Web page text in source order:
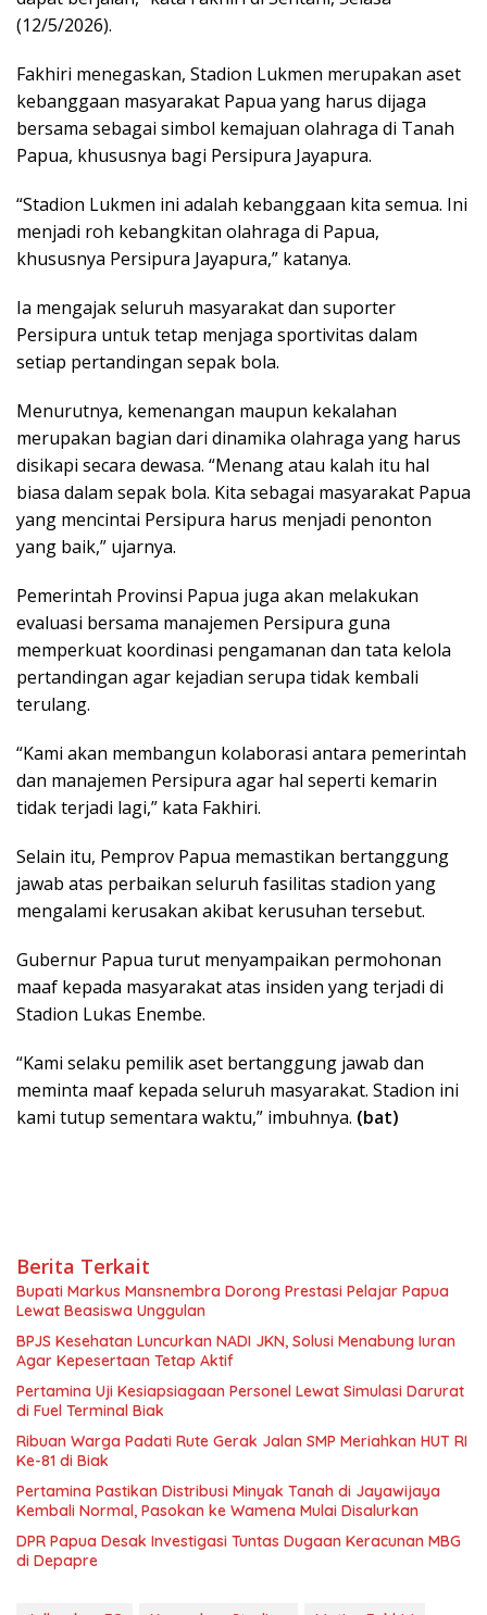
(12/5/2026).
Fakhiri menegaskan, Stadion Lukmen merupakan aset
kebanggaan masyarakat Papua yang harus dijaga
bersama sebagai simbol kemajuan olahraga di Tanah
Papua, khususnya bagi Persipura Jayapura.
“Stadion Lukmen ini adalah kebanggaan kita semua. Ini
menjadi roh kebangkitan olahraga di Papua,
khususnya Persipura Jayapura,” katanya.
Ia mengajak seluruh masyarakat dan suporter
Persipura untuk tetap menjaga sportivitas dalam
setiap pertandingan sepak bola.
Menurutnya, kemenangan maupun kekalahan
merupakan bagian dari dinamika olahraga yang harus
disikapi secara dewasa. “Menang atau kalah itu hal
biasa dalam sepak bola. Kita sebagai masyarakat Papua
yang mencintai Persipura harus menjadi penonton
yang baik,” ujarnya.
Pemerintah Provinsi Papua juga akan melakukan
evaluasi bersama manajemen Persipura guna
memperkuat koordinasi pengamanan dan tata kelola
pertandingan agar kejadian serupa tidak kembali
terulang.
“Kami akan membangun kolaborasi antara pemerintah
dan manajemen Persipura agar hal seperti kemarin
tidak terjadi lagi,” kata Fakhiri.
Selain itu, Pemprov Papua memastikan bertanggung
jawab atas perbaikan seluruh fasilitas stadion yang
mengalami kerusakan akibat kerusuhan tersebut.
Gubernur Papua turut menyampaikan permohonan
maaf kepada masyarakat atas insiden yang terjadi di
Stadion Lukas Enembe.
“Kami selaku pemilik aset bertanggung jawab dan
meminta maaf kepada seluruh masyarakat. Stadion ini
kami tutup sementara waktu,” imbuhnya. (bat)
Berita Terkait
Bupati Markus Mansnembra Dorong Prestasi Pelajar Papua
Lewat Beasiswa Unggulan
BPJS Kesehatan Luncurkan NADI JKN, Solusi Menabung Iuran
Agar Kepesertaan Tetap Aktif
Pertamina Uji Kesiapsiagaan Personel Lewat Simulasi Darurat
di Fuel Terminal Biak
Ribuan Warga Padati Rute Gerak Jalan SMP Meriahkan HUT RI
Ke-81 di Biak
Pertamina Pastikan Distribusi Minyak Tanah di Jayawijaya
Kembali Normal, Pasokan ke Wamena Mulai Disalurkan
DPR Papua Desak Investigasi Tuntas Dugaan Keracunan MBG
di Depapre